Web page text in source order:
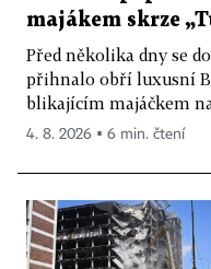
majákem skrze
Před několika dny se
přihnalo obří luxusní
blikajícím majáčkem
4. 8. 2026 ▪ 6 min. čtení